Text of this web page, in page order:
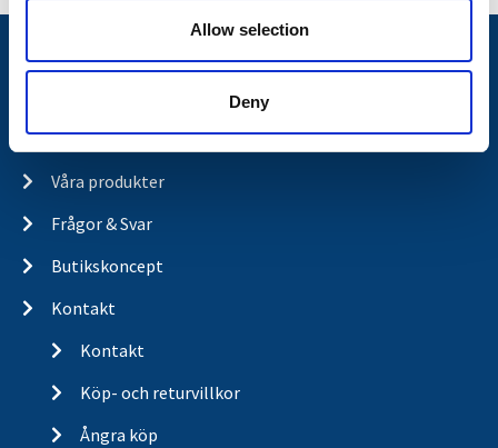
Allow selection
Deny
Nyheter
Släpvagnsservice
Våra produkter
Frågor & Svar
Butikskoncept
Kontakt
Kontakt
Köp- och returvillkor
Ångra köp